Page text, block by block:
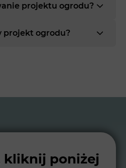
projektu ogrodu?
projekt ogrodu?
kliknij poniżej